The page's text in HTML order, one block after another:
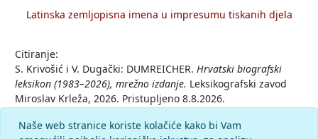
Latinska zemljopisna imena u impresumu tiskanih djela
Citiranje:
S. Krivošić i V. Dugački: DUMREICHER. Hrvatski biografski
leksikon (1983–2026), mrežno izdanje. Leksikografski zavod
Miroslav Krleža, 2026. Pristupljeno 8.8.2026.
Naše web stranice koriste kolačiće kako bi Vam